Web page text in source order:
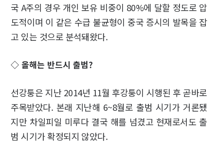
국 A주의 경우 개인 보유 비중이 80%에 달할 정도로 압
도적이며 이 같은 수급 불균형이 중국 증시의 발목을 잡
고 있는 것으로 분석돼왔다.
◇ 올해는 반드시 출범?
선강퉁은 지난 2014년 11월 후강퉁이 시행된 후 곧바로
주목받았다. 본래 지난해 6~8월로 출범 시기가 거론됐
지만 차일피일 미루다 결국 해를 넘겼고 현재로서도 출
범 시기가 확정되지 않았다.